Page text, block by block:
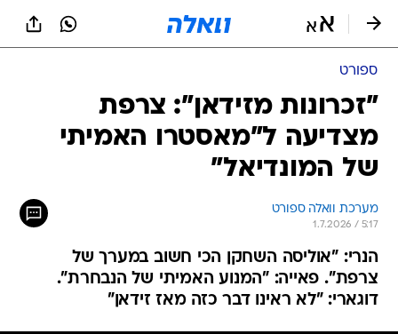
ספורט
"זכרונות מזידאן": צרפת
מצדיעה ל"מאסטרו האמיתי
של המונדיאל"
מערכת וואלה ספורט
1.7.2026 / 5:17
הנרי: "אוליסה השחקן הכי חשוב במערך של
צרפת". פאייה: "המנוע האמיתי של הנבחרת".
דוגארי: "לא ראינו דבר כזה מאז זידאן"